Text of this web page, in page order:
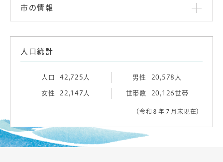
市の情報
人口統計
人口 42,725人 男性 20,578人
女性 22,147人 世帯数 20,126世帯
（令和８年７月末現在）